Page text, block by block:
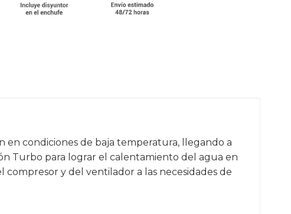
en condiciones de baja temperatura, llegando a
Turbo para lograr el calentamiento del agua en
y del ventilador a las necesidades de